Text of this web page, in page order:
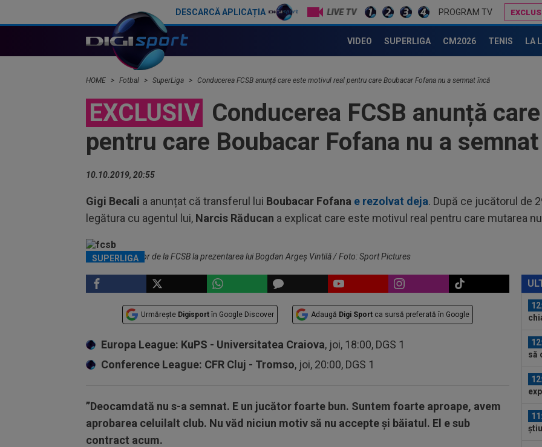
DESCARCĂ APLICAȚIA LIVE TV PROGRAM TV
VIDEO SUPERLIGA CM2026 TENIS LA
HOME Fotbal SuperLiga Conducerea FCSB anunță care este motivul real pentru care Boubacar Fofana nu a semnat încă
EXCLUSIV Conducerea FCSB anunță
pentru care Boubacar Fofana nu a
10.10.2019, 20:55
Gigi Becali a anunțat că transferul lui Boubacar Fofana e rezolvat deja. După ce jucătorul de
legătura cu agentul lui, Narcis Răducan a explicat care este motivul real pentru care mutarea
SUPERLIGA
Conducerea celor de la FCSB la prezentarea lui Bogdan Argeș Vintilă / Foto: Sport Pictures
Urmărește Digisport în Google Discover Adaugă Digi Sport ca sursă preferată în Google
Europa League: KuPS - Universitatea Craiova, joi, 18:00, DGS 1
Conference League: CFR Cluj - Tromso, joi, 20:00, DGS 1
”Deocamdată nu s-a semnat. E un jucător foarte bun. Suntem foarte aproape, avem
aprobarea celuilalt club. Nu văd niciun motiv să nu accepte și băiatul. El e sub
contract acum.
de...
cu
să